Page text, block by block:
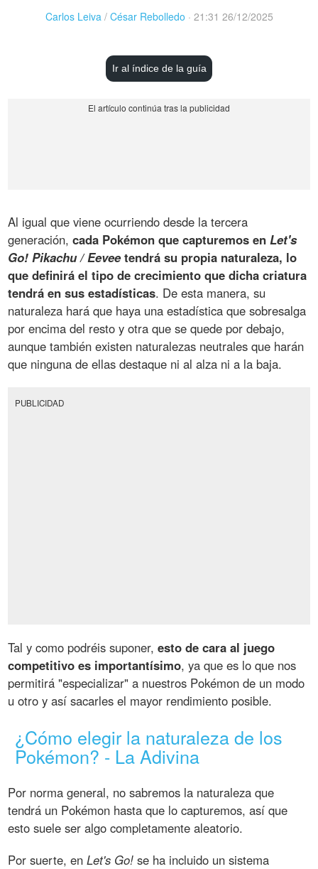
Carlos Leiva/ César Rebolledo · 21:31 26/12/2025
Ir al índice de la guía
Al igual que viene ocurriendo desde la tercera
generación,cada Pokémon que capturemos enLet's
Go! Pikachu / Eeveetendrá su propia naturaleza, lo
que definirá el tipo de crecimiento que dicha criatura
tendrá en sus estadísticas. De esta manera, su
naturaleza hará que haya una estadística que sobresalga
por encima del resto y otra que se quede por debajo,
aunque también existen naturalezas neutrales que harán
que ninguna de ellas destaque ni al alza ni a la baja.
PUBLICIDAD
Tal y como podréis suponer,esto de cara al juego
competitivo es importantísimo, ya que es lo que nos
permitirá "especializar" a nuestros Pokémon de un modo
u otro y así sacarles el mayor rendimiento posible.
¿Cómo elegir la naturaleza de los
Pokémon? - La Adivina
Por norma general, no sabremos la naturaleza que
tendrá un Pokémon hasta que lo capturemos, así que
esto suele ser algo completamente aleatorio.
Por suerte, enLet's Go! se ha incluido un sistema